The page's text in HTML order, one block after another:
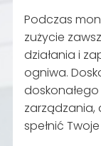
Podczas
zużycie
działania i
ogniwa.
zarządzania,
spełnić